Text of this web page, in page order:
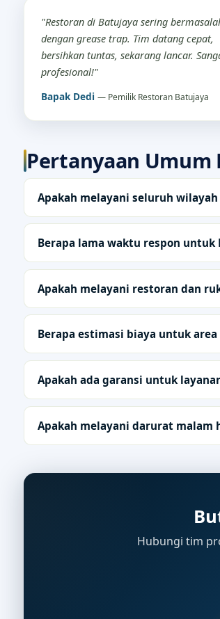
"Restoran di Batujaya sering
dengan grease trap. Tim datang cepat,
bersihkan tuntas, sekarang lancar.
profesional!"
Bapak Dedi — Pemilik Restoran Batujaya
Pertanyaan Umum
Apakah melayani seluruh
Berapa lama waktu respon untuk
Apakah melayani restoran dan
Berapa estimasi biaya untuk area
Apakah ada garansi untuk
Apakah melayani darurat malam
Hubungi tim